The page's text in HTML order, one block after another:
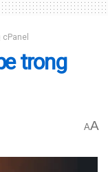
trong
AA